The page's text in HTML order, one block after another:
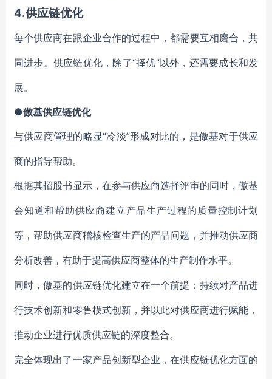
4.供应链优化
每个供应商在跟企业合作的过程中，都需要互相磨合，共
同进步。供应链优化，除了“择优”以外，还需要成长和发
展。
●傲基供应链优化
与供应商管理的略显“冷淡”形成对比的，是傲基对于供应
商的指导帮助。
根据其招股书显示，在参与供应商选择评审的同时，傲基
会知道和帮助供应商建立产品生产过程的质量控制计划
等，帮助供应商稽核检查生产的产品问题，并推动供应商
分析改善，有助于提高供应商整体的生产制作水平。
同时，傲基的供应链优化建立在一个前提：持续对产品进
行技术创新和零售模式创新，并以此对供应商进行赋能，
推动企业进行优质供应链的深度整合。
完全体现出了一家产品创新型企业，在供应链优化方面的